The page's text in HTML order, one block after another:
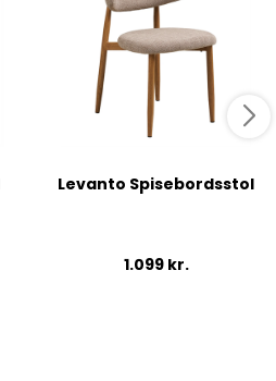
Levanto Spisebordsstol
1.099 kr.